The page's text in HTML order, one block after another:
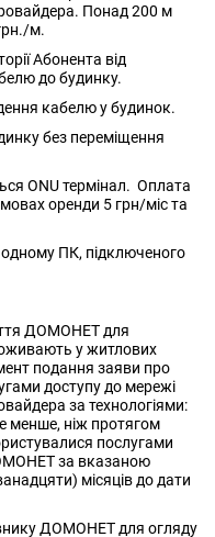
Понад 200 м
м.
Абонента від
до будинку.
кабелю у будинок.
без переміщення
ONU термінал. Оплата
оренди 5 грн/міс та
ПК, підключеного
ДОМОНЕТ для
у житлових
подання заяви про
доступу до мережі
за технологіями:
менше, ніж протягом
послугами
за вказаною
місяців до дати
ДОМОНЕТ для огляду